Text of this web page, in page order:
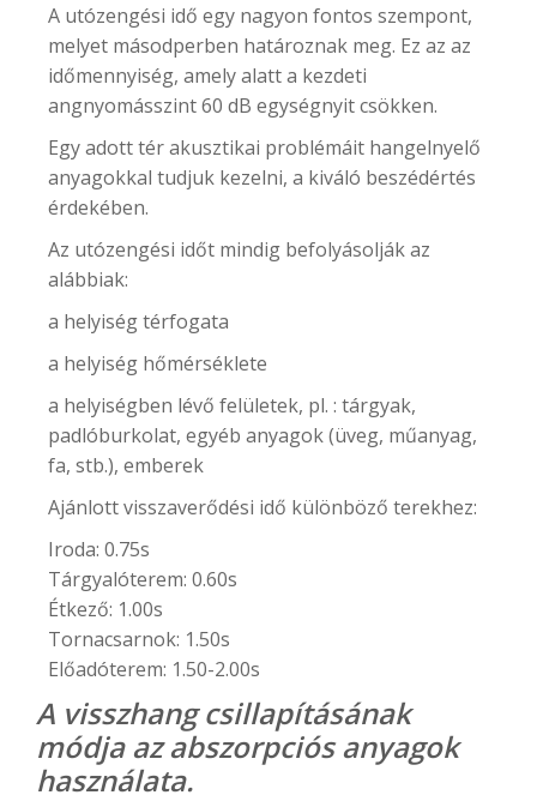
A utózengési idő egy nagyon fontos szempont,
melyet másodperben határoznak meg. Ez az az
időmennyiség, amely alatt a kezdeti
angnyomásszint 60 dB egységnyit csökken.
Egy adott tér akusztikai problémáit hangelnyelő
anyagokkal tudjuk kezelni, a kiváló beszédértés
érdekében.
Az utózengési időt mindig befolyásolják az
alábbiak:
a helyiség térfogata
a helyiség hőmérséklete
a helyiségben lévő felületek, pl. : tárgyak,
padlóburkolat, egyéb anyagok (üveg, műanyag,
fa, stb.), emberek
Ajánlott visszaverődési idő különböző terekhez:
Iroda: 0.75s
Tárgyalóterem: 0.60s
Étkező: 1.00s
Tornacsarnok: 1.50s
Előadóterem: 1.50-2.00s
A visszhang csillapításának
módja az abszorpciós anyagok
használata.